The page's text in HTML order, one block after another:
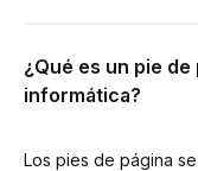
¿Qué es un pie de
informática?
Los pies de página